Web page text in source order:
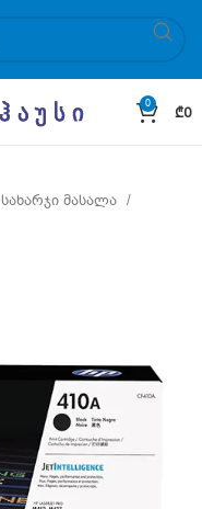
0
₾0
სახარჯი მასალა